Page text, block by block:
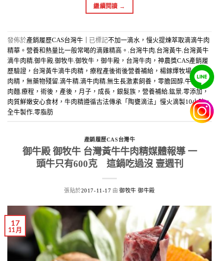
繼續閱讀 →
發佈於產銷履歷CAS台灣牛 已標記不加一滴水，慢火提煉萃取滴滴牛肉
精華。營養和熱量比一般常喝的滴雞精高。 ,台灣牛肉,台灣黃牛,台灣黃牛
滴牛肉精,御牛殿,御牧牛,御牧牛，御牛殿，台灣牛肉，神農獎CAS產銷履
歷驗證，台灣黃牛滴牛肉精，療程產後術後營養補給，楊鎵燡牧場，無瘦
肉精，無藥物殘留,滴牛精,滴牛肉精,無生長激素飼養，零膽固醇,牛肉湯 ,牛
肉麵,療程，術後，產後，月子，成長，銀髮族，營養補給,鈜景,零添加，
肉質鮮嫩安心食材，牛肉精遵循古法傳承「陶甕滴法」慢火滴製10小時，
全牛製作,零脂肪
產銷履歷CAS台灣牛
御牛殿 御牧牛 台灣黃牛牛肉精媒體報導 一
頭牛只有600克 這鍋吃過沒 壹週刊
張貼於2017-11-17 由御牧牛 御牛殿
17
11 月